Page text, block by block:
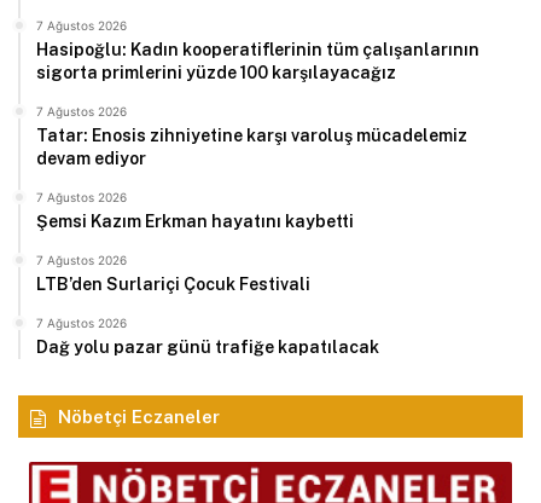
7 Ağustos 2026
Hasipoğlu: Kadın kooperatiflerinin tüm çalışanlarının
sigorta primlerini yüzde 100 karşılayacağız
7 Ağustos 2026
Tatar: Enosis zihniyetine karşı varoluş mücadelemiz
devam ediyor
7 Ağustos 2026
Şemsi Kazım Erkman hayatını kaybetti
7 Ağustos 2026
LTB’den Surlariçi Çocuk Festivali
7 Ağustos 2026
Dağ yolu pazar günü trafiğe kapatılacak
Nöbetçi Eczaneler